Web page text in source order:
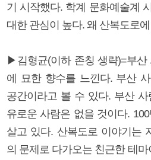
기 시작했다. 학계 문화예술계
대한 관심이 높다. 왜 산복도로
▶김형균(이하 존칭 생략)=부산
에 묘한 향수를 느낀다. 부산
공간이라고 볼 수 있다. 부산
유로운 사람은 없을 것이다.
살고 있다. 산복도로 이야기는
의 문제로 다가오는 친근한 테